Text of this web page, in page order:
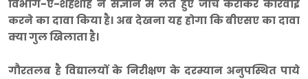
विभाग-ए-शहंशाह ने संज्ञान मे लेते हुए जांच कराकर कार्रवाई
करने का दावा किया है। अब देखना यह होगा कि बीएसए का दावा
क्या गुल खिलाता है।
गौरतलब है विद्यालयों के निरीक्षण के दरम्यान अनुपस्थित पाये